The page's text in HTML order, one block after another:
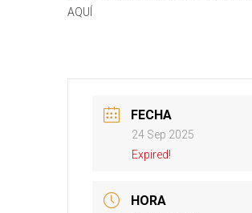
AQUÍ
FECHA
24 Sep 2025
Expired!
HORA